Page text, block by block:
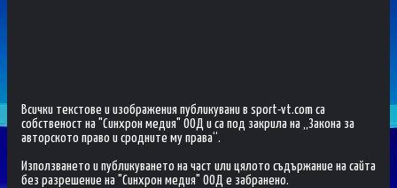
Всички текстове и изображения публикувани в sport-vt.com са
собственост на "Синхрон медия" ООД и са под закрила на „Закона за
авторското право и сродните му права“.
Използването и публикуването на част или цялото съдържание на сайта
без разрешение на "Синхрон медия" ООД е забранено.